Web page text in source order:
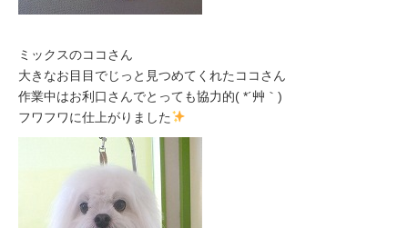
ミックスのココさん
大きなお目目でじっと見つめてくれたココさん
作業中はお利口さんでとっても協力的( *´艸｀)
フワフワに仕上がりました